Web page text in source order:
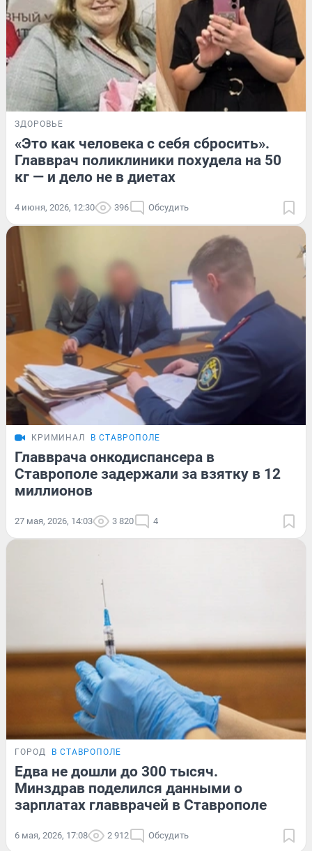
ЗДОРОВЬЕ
«Это как человека с себя сбросить».
Главврач поликлиники похудела на 50
кг — и дело не в диетах
4 июня, 2026, 12:30 396 Обсудить
КРИМИНАЛ В СТАВРОПОЛЕ
Главврача онкодиспансера в
Ставрополе задержали за взятку в 12
миллионов
27 мая, 2026, 14:03 3 820 4
ГОРОД В СТАВРОПОЛЕ
Едва не дошли до 300 тысяч.
Минздрав поделился данными о
зарплатах главврачей в Ставрополе
6 мая, 2026, 17:08 2 912 Обсудить